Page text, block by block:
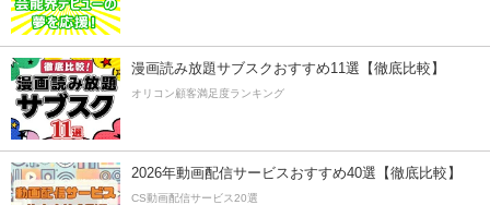
漫画読み放題サブスクおすすめ11選【徹底比較】
オリコン顧客満足度ランキング
2026年動画配信サービスおすすめ40選【徹底比較】
CS動画配信サービス20選